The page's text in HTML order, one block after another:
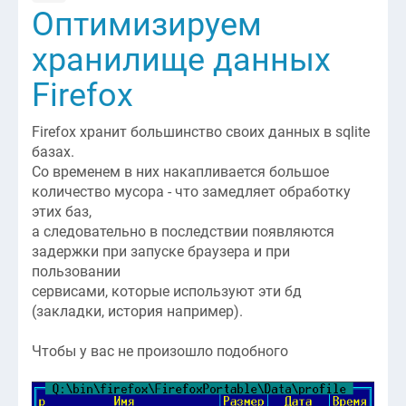
Оптимизируем
хранилище данных
Firefox
Firefox хранит большинство своих данных в sqlite
базах.
Со временем в них накапливается большое
количество мусора - что замедляет обработку
этих баз,
а следовательно в последствии появляются
задержки при запуске браузера и при
пользовании
сервисами, которые используют эти бд
(закладки, история например).
Чтобы у вас не произошло подобного